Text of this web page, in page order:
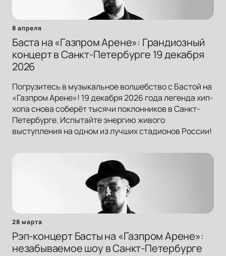
8 апреля
Баста на «Газпром Арене»: Грандиозный
концерт в Санкт-Петербурге 19 декабря
2026
Погрузитесь в музыкальное волшебство с Бастой на
«Газпром Арене»! 19 декабря 2026 года легенда хип-
хопа снова соберёт тысячи поклонников в Санкт-
Петербурге. Испытайте энергию живого
выступления на одном из лучших стадионов России!
28 марта
Рэп-концерт Басты на «Газпром Арене»:
незабываемое шоу в Санкт-Петербурге